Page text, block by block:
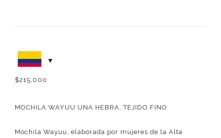
$215,000
MOCHILA WAYUU UNA HEBRA, TEJIDO FINO
Mochila Wayuu, elaborada por mujeres de la Alta